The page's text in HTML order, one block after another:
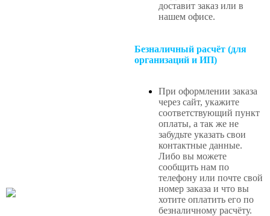
доставит заказ или в
нашем офисе.
Безналичный расчёт (для
организаций и ИП)
При оформлении заказа
через сайт, укажите
соответствующий пункт
оплаты, а так же не
забудьте указать свои
контактные данные.
Либо вы можете
сообщить нам по
телефону или почте свой
номер заказа и что вы
хотите оплатить его по
безналичному расчёту.